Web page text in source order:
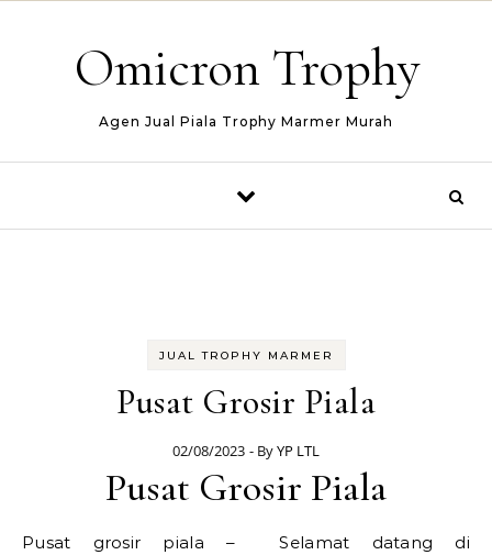
Omicron Trophy
Agen Jual Piala Trophy Marmer Murah
JUAL TROPHY MARMER
Pusat Grosir Piala
02/08/2023 - ByYP LTL
Pusat Grosir Piala
Pusat grosir piala – Selamat datang di